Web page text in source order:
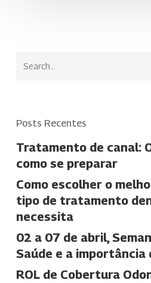
Posts Recentes
Tratamento de canal:
como se preparar
Como escolher o
tipo de tratamento
necessita
02 a 07 de abril,
Saúde e a importância
ROL de Cobertura